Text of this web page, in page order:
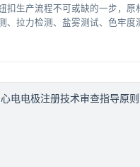
扣生产流程不可或缺的一步，原
、拉力检测、盐雾测试、色牢度